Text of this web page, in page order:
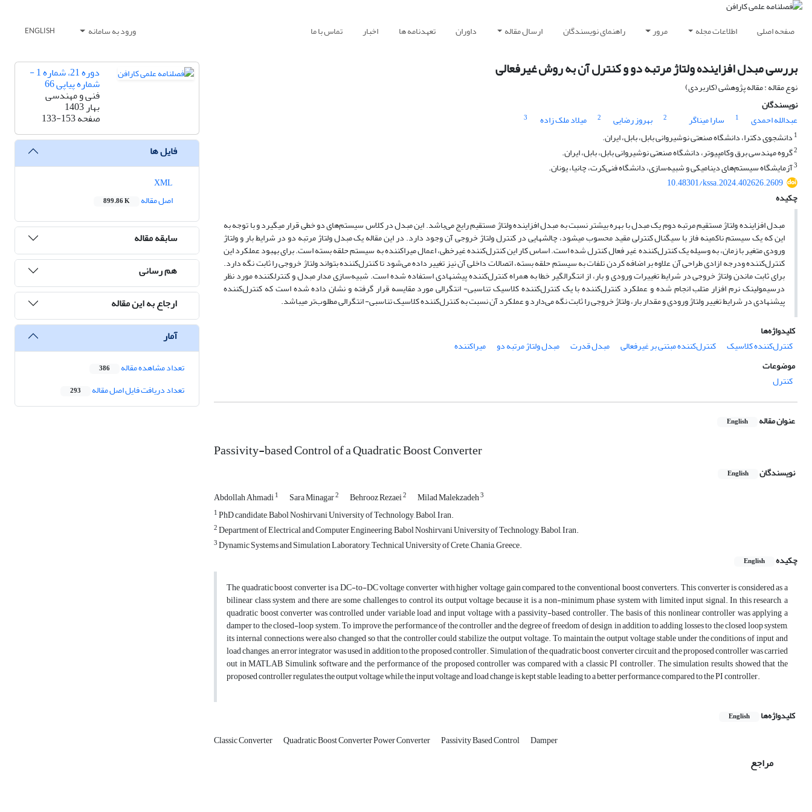
صفحه اصلی اطلاعات مجله مرور راهنمای نویسندگان ارسال مقاله داوران تعهدنامه ها اخبار تماس با ما ورود به سامانه ENGLISH
بررسی مبدل افزاینده ولتاژ مرتبه دو و کنترل آن به روش غیرفعالی
نوع مقاله : مقاله پژوهشی (کاربردی)
نویسندگان
عبدالله احمدی
1 سارا میناگر 2 بهروز رضایی 2 میلاد ملک زاده
3
1 دانشجوی دکترا، دانشگاه صنعتی نوشیروانی بابل، بابل، ایران.
2گروه مهندسی برق وکامپیوتر، دانشگاه صنعتی نوشیروانی بابل، بابل، ایران.
3آزمایشگاه سیستم‌های دینامیکی و شبیه‌سازی، دانشگاه فنی‌کرت، چانیا، یونان.
10.48301/kssa.2024.402626.2609
چکیده
مبدل افزاینده ولتاژ مستقیم مرتبه دوم یک مبدل با بهره بیشتر نسبت به مبدل افزاینده ولتاژ مستقیم رایج می‌باشد. این مبدل در کلاس سیستم‌‌های دو خطی قرار می­گیرد و با توجه به
این که یک سیستم ناکمینه فاز با سیگنال کنترلی مقید محسوب می­شود، چالش­هایی در کنترل ولتاژ خروجی آن وجود دارد. در این مقاله یک مبدل ولتاژ مرتبه دو در شرایط بار و ولتاژ
ورودی متغیر با زمان، به وسیله یک کنترل‌کننده غیر فعال کنترل شده است. اساس کار این کنترل‌کننده غیرخطی، اعمال میراکننده به سیستم حلقه بسته است. برای بهبود عملکرد این
کنترل‌کننده ودرجه ازادی طراحی آن علاوه بر اضافه کردن تلفات به سیستم حلقه بسته، اتصالات داخلی آن نیز تغییر داده می‌شود تا کنترل‌کننده بتواند ولتاژ خروجی را ثابت نگه دارد.
برای ثابت ماندن ولتاژ خروجی در شرایط تغییرات ورودی و بار، از انتگرال­گیر خطا به همراه کنترل‌کننده پیشنهادی استفاده شده است. شبیه‌سازی مدار مبدل و کنترل­کننده مورد نظر
درسیمولینک نرم افزار متلب انجام شده و عملکرد کنترل‌کننده با یک کنترل‌کننده کلاسیک تناسبی- انتگرالی مورد مقایسه قرار گرفته و نشان داده شده است که کنترل‌کننده
پیشنهادی در شرایط تغییر ولتاژ ورودی و مقدار بار، ولتاژ خروجی را ثابت نگه می‌دارد و عملکرد آن نسبت به کنترل‌کننده کلاسیک تناسبی- انتگرالی مطلوب‌تر می­باشد.
کلیدواژه‌ها
کنترل‌کننده کلاسیک
کنترل‌کننده مبتنی بر غیرفعالی مبدل قدرت مبدل ولتاژ مرتبه دو
میراکننده
موضوعات
کنترل
عنوان مقاله English
Passivity-based Control of a Quadratic Boost Converter
نویسندگان English
Abdollah Ahmadi1 Sara Minagar2 Behrooz Rezaei2 Milad Malekzadeh3
1PhD candidate, Babol Noshirvani University of Technology, Babol, Iran.
2Department of Electrical and Computer Engineering, Babol Noshirvani University of Technology, Babol, Iran.
3Dynamic Systems and Simulation Laboratory, Technical University of Crete, Chania, Greece.
چکیده
English
The quadratic boost converter is a DC-to-DC voltage converter with higher voltage gain compared to the conventional boost converters. This converter is considered as a
bilinear class system and there are some challenges to control its output voltage because it is a non-minimum phase system with limited input signal. In this research, a
quadratic boost converter was controlled under variable load and input voltage with a passivity-based controller. The basis of this nonlinear controller was applying a
damper to the closed-loop system. To improve the performance of the controller and the degree of freedom of design, in addition to adding losses to the closed loop system,
its internal connections were also changed so that the controller could stabilize the output voltage. To maintain the output voltage stable under the conditions of input and
load changes, an error integrator was used in addition to the proposed controller. Simulation of the quadratic boost converter circuit and the proposed controller was carried
out in MATLAB Simulink software and the performance of the proposed controller was compared with a classic PI controller. The simulation results showed that the
proposed controller regulates the output voltage while the input voltage and load change is kept stable, leading to a better performance compared to the PI controller.
کلیدواژه‌ها English
Classic Converter Quadratic Boost Converter Power Converter Passivity Based Control Damper
مراجع
دوره 21، شماره 1 -
شماره پیاپی 66
فنی و مهندسی
بهار 1403
صفحه133-153
فایل ها
اصل مقاله
899.86 K
سابقه مقاله
هم رسانی
ارجاع به این مقاله
آمار
تعداد مشاهده مقاله 386
تعداد دریافت فایل اصل مقاله 293